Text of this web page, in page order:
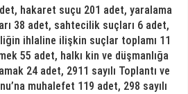
hakaret suçu 201 adet, yaralama
38 adet, sahtecilik suçları 6 adet,
ihlaline ilişkin suçlar toplamı 11
55 adet, halkı kin ve düşmanlığa
24 adet, 2911 sayılı Toplantı ve
muhalefet 119 adet, 298 sayılı